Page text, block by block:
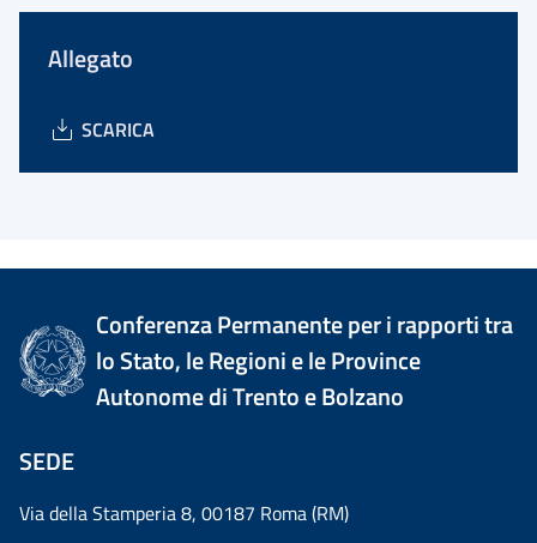
Allegato
SCARICA
Conferenza Permanente per i rapporti tra
lo Stato, le Regioni e le Province
Autonome di Trento e Bolzano
SEDE
Via della Stamperia 8, 00187 Roma (RM)